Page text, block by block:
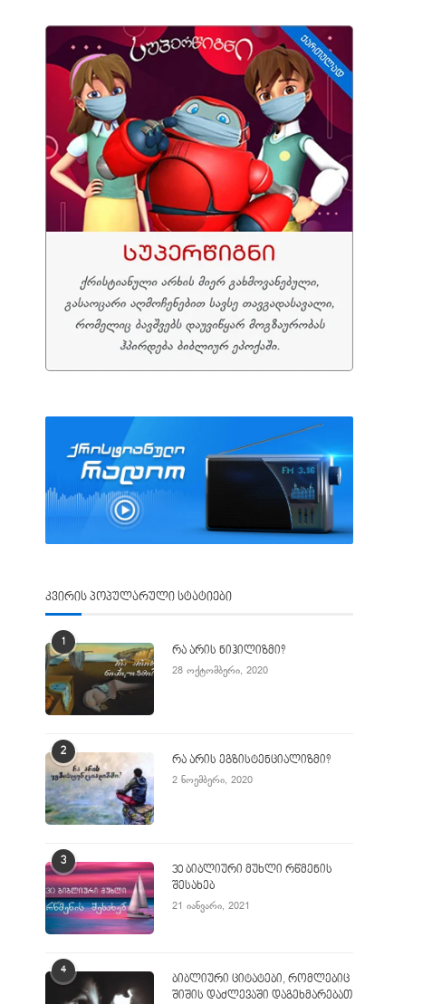
კვირის პოპულარული სტატიები
1
რა არის ნიჰილიზმი?
28 ოქტომბერი, 2020
2
რა არის ეგზისტენციალიზმი?
2 ნოემბერი, 2020
3
30 ბიბლიური მუხლი რწმენის
შესახებ
21 იანვარი, 2021
4
ბიბლიური ციტატები, რომლებიც
შიშის დაძლევაში დაგეხმარებათ